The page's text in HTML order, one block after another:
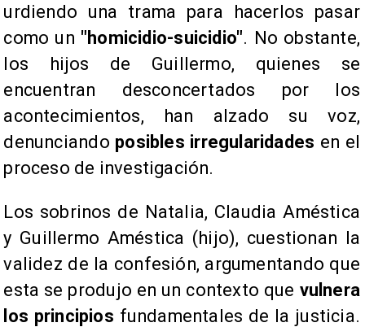
urdiendo una trama para hacerlos pasar
como un "homicidio-suicidio". No obstante,
los hijos de Guillermo, quienes se
encuentran desconcertados por los
acontecimientos, han alzado su voz,
denunciando posibles irregularidades en el
proceso de investigación.
​Los sobrinos de Natalia, Claudia Améstica
y Guillermo Améstica (hijo), cuestionan la
validez de la confesión, argumentando que
esta se produjo en un contexto que vulnera
los principios fundamentales de la justicia.